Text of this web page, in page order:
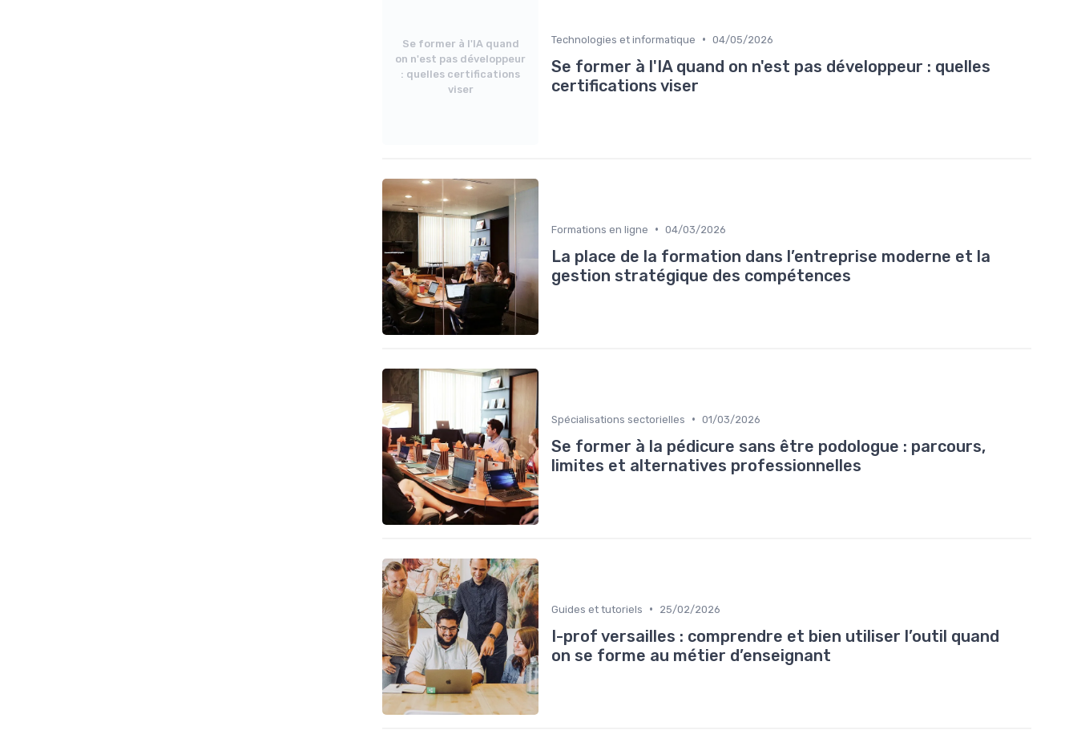
Se former à l'IA quand
on n'est pas développeur
: quelles certifications
viser
Technologies et informatique • 04/05/2026
Se former à l'IA quand on n'est pas développeur : quelles
certifications viser
Formations en ligne • 04/03/2026
La place de la formation dans l’entreprise moderne et la
gestion stratégique des compétences
Spécialisations sectorielles • 01/03/2026
Se former à la pédicure sans être podologue : parcours,
limites et alternatives professionnelles
Guides et tutoriels • 25/02/2026
I-prof versailles : comprendre et bien utiliser l’outil quand
on se forme au métier d’enseignant